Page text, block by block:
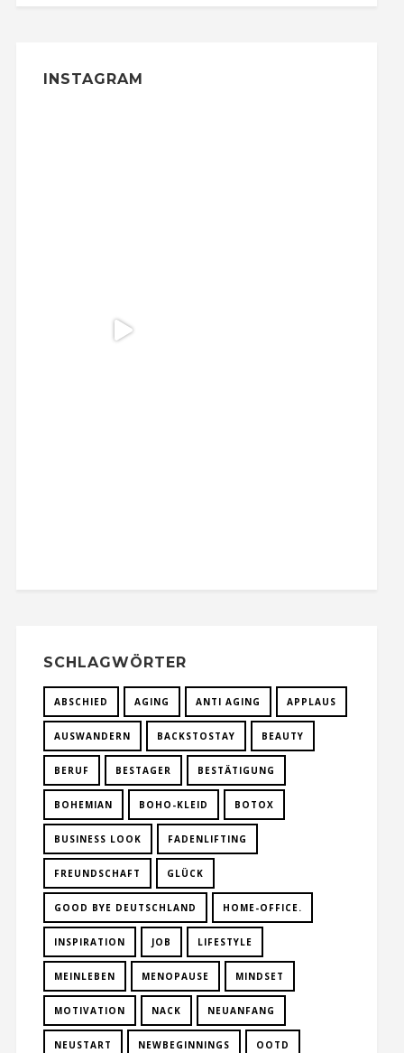
INSTAGRAM
SCHLAGWÖRTER
ABSCHIED AGING ANTI AGING APPLAUS
AUSWANDERN BACKSTOSTAY BEAUTY
BERUF BESTAGER BESTÄTIGUNG
BOHEMIAN BOHO-KLEID BOTOX
BUSINESS LOOK FADENLIFTING
FREUNDSCHAFT GLÜCK
GOOD BYE DEUTSCHLAND HOME-OFFICE.
INSPIRATION JOB LIFESTYLE
MEINLEBEN MENOPAUSE MINDSET
MOTIVATION NACK NEUANFANG
NEUSTART NEWBEGINNINGS OOTD